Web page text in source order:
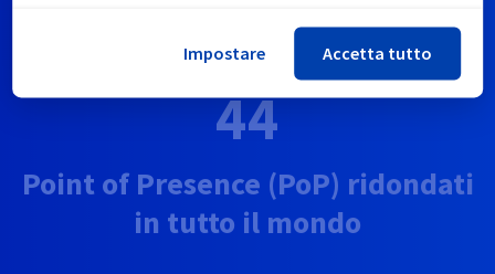
Local Zone
44
Point of Presence (PoP) ridondati
in tutto il mondo
Impostare Accetta tutto